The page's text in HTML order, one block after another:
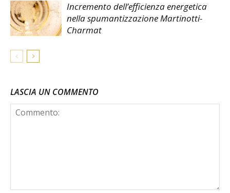
Incremento dell’efficienza energetica
nella spumantizzazione Martinotti-
Charmat
LASCIA UN COMMENTO